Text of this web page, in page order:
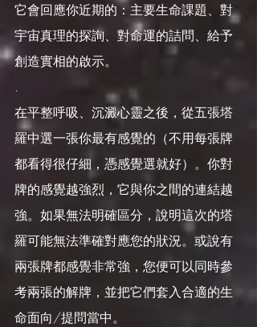
它會回應你近期的：主要生命課題、對
宇宙真理的探詢、對命運的詰問、給予
創造實相的啟示。
.
在平整呼吸、沉澱心靈之後，從五張塔
羅中選一張你最有感覺的（不用每張牌
都看得很仔細，憑感覺選就好）。你對
牌的感覺越強烈，它與你之間的連結越
強。如果無法明確區分，說明這次的塔
羅可能無法準確對應您的狀況。或說有
兩張牌都感覺非常強，您便可以同時參
考兩張的解牌，並把它們套入合適的生
命面向/提問當中。